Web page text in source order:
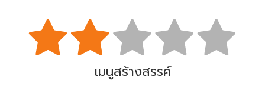
เมนูสร้างสรรค์